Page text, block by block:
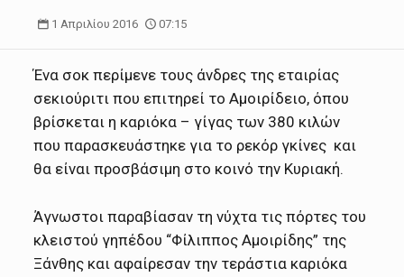
1 Απριλίου 2016 07:15
Ένα σοκ περίμενε τους άνδρες της εταιρίας
σεκιούριτι που επιτηρεί το Αμοιρίδειο, όπου
βρίσκεται η καριόκα – γίγας των 380 κιλών
που παρασκευάστηκε για το ρεκόρ γκίνες και
θα είναι προσβάσιμη στο κοινό την Κυριακή.
Άγνωστοι παραβίασαν τη νύχτα τις πόρτες του
κλειστού γηπέδου “Φίλιππος Αμοιρίδης” της
Ξάνθης και αφαίρεσαν την τεράστια καριόκα